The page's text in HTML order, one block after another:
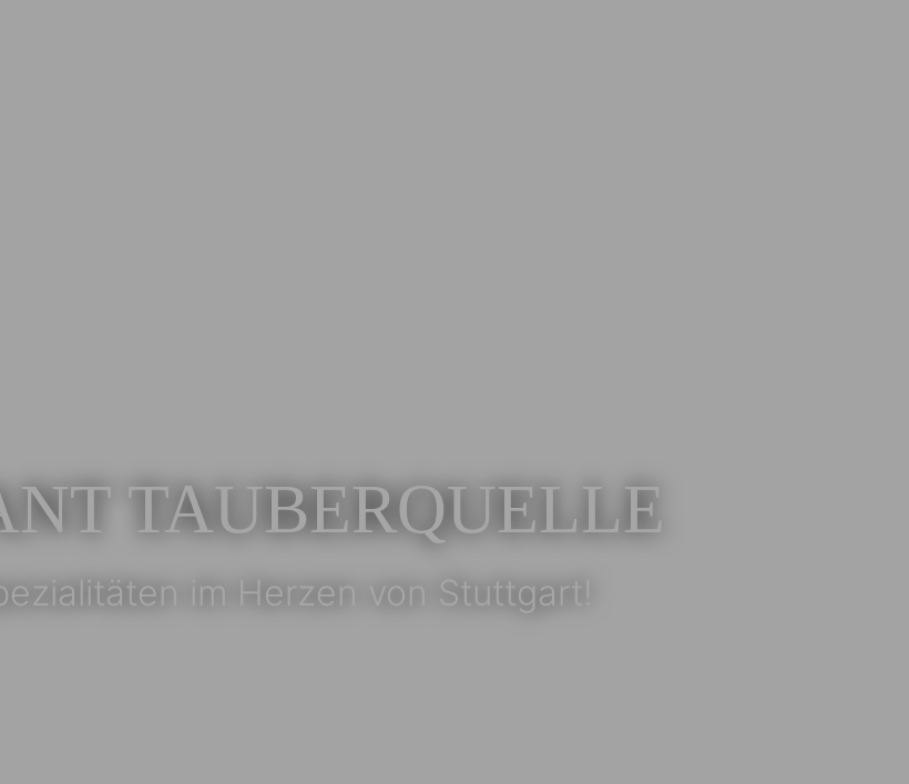
TAUBERQUELLE
im Herzen von Stuttgart!